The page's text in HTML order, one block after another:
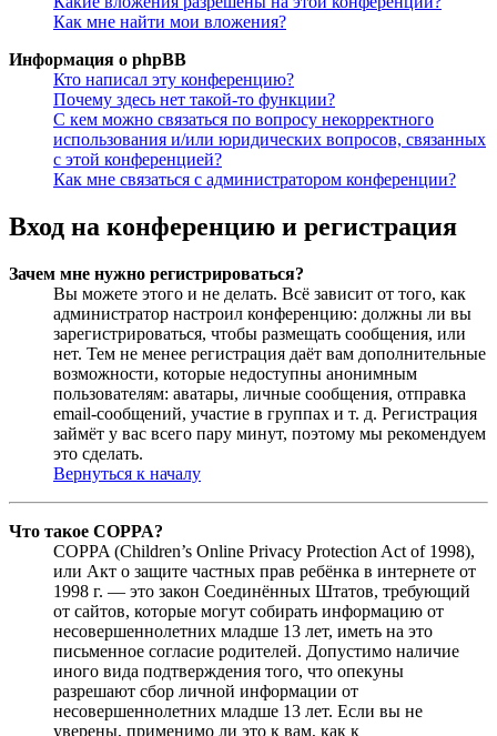
Как мне найти мои вложения?
Информация о phpBB
Кто написал эту конференцию?
Почему здесь нет такой-то функции?
С кем можно связаться по вопросу некорректного
использования и/или юридических вопросов, связанных
с этой конференцией?
Как мне связаться с администратором конференции?
Вход на конференцию и регистрация
Зачем мне нужно регистрироваться?
Вы можете этого и не делать. Всё зависит от того, как
администратор настроил конференцию: должны ли вы
зарегистрироваться, чтобы размещать сообщения, или
нет. Тем не менее регистрация даёт вам дополнительные
возможности, которые недоступны анонимным
пользователям: аватары, личные сообщения, отправка
email-сообщений, участие в группах и т. д. Регистрация
займёт у вас всего пару минут, поэтому мы рекомендуем
это сделать.
Вернуться к началу
Что такое COPPA?
COPPA (Children’s Online Privacy Protection Act of 1998),
или Акт о защите частных прав ребёнка в интернете от
1998 г. — это закон Соединённых Штатов, требующий
от сайтов, которые могут собирать информацию от
несовершеннолетних младше 13 лет, иметь на это
письменное согласие родителей. Допустимо наличие
иного вида подтверждения того, что опекуны
разрешают сбор личной информации от
несовершеннолетних младше 13 лет. Если вы не
уверены, применимо ли это к вам, как к